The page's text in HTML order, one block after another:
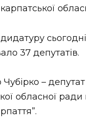
Ужгород
НОВИНИ
сьогодні
37 депутатів.
– депутат
обласної ради